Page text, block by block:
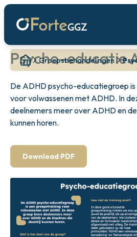
Groepsbehandelingen
Psycho-educatie
De ADHD psycho-educatiegroep
voor volwassenen met ADHD. In
deelnemers meer over ADHD en
kunnen horen.
Download PDF